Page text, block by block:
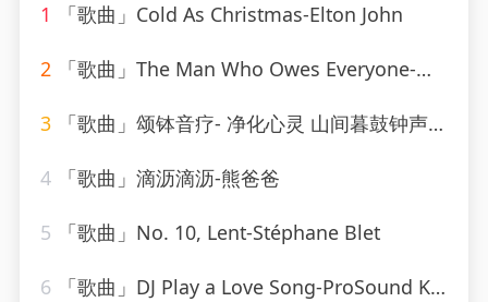
1 「歌曲」Cold As Christmas-Elton John
2 「歌曲」The Man Who Owes Everyone-Willie Nelson
3 「歌曲」颂钵音疗- 净化心灵 山间暮鼓钟声-糖喵心理
4 「歌曲」滴沥滴沥-熊爸爸
5 「歌曲」No. 10, Lent-Stéphane Blet
6 「歌曲」DJ Play a Love Song-ProSound Karaoke Band